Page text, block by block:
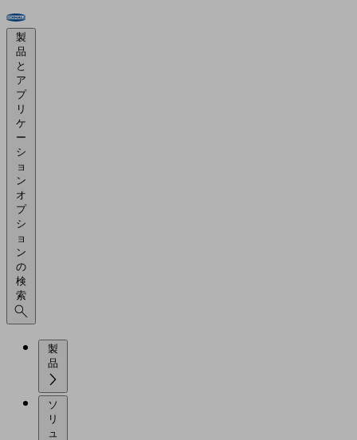
製
品
と
ア
プ
リ
ケ
ー
シ
ョ
ン
オ
プ
シ
ョ
ン
の
検
索
製
ソ
リ
ュ